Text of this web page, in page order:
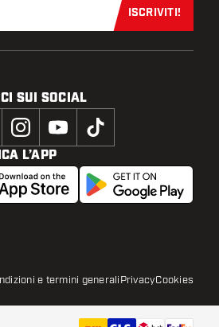
AGGIUNGI AL CARRELLO
Iscriviti
ISCRIVITI!
SUI SOCIAL
L’APP
e termini generaliPrivacyCookies